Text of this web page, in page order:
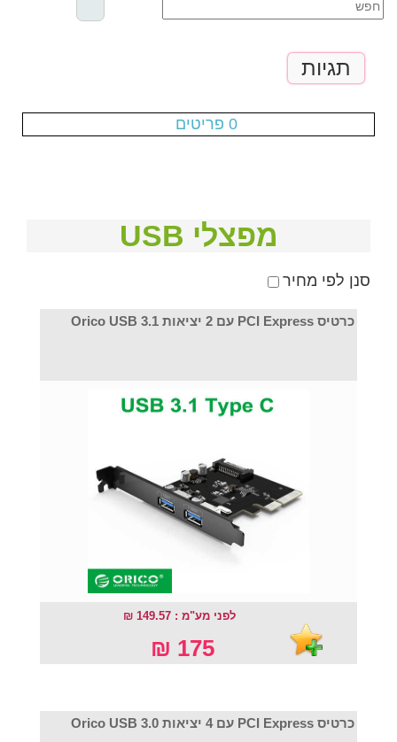
תגיות
0 פריטים
מפצלי USB
סנן לפי מחיר
כרטיס PCI Express עם 2 יציאות Orico USB 3.1
לפני מע"מ : 149.57 ₪
175 ₪
כרטיס PCI Express עם 4 יציאות Orico USB 3.0